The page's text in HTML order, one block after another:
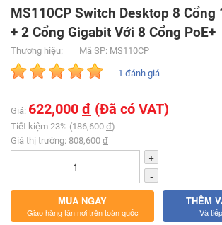
MS110CP Switch Desktop 8
+ 2 Cổng Gigabit Với 8 Cổng PoE+
Thương hiệu: Mã SP: MS110CP
1 đánh giá
Giá: 622,000 đ (Đã có VAT)
Tiết kiệm 23% (186,600 đ)
Giá thị trường: 808,600 đ
+
-
MUA NGAY
Giao hàng tận nơi trên toàn quốc
THÊM
Và